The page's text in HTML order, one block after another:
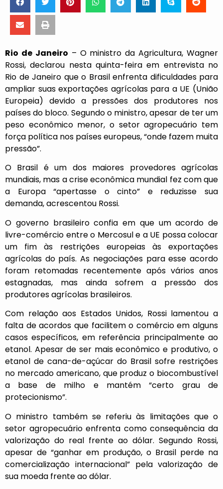
Rio de Janeiro – O ministro da Agricultura, Wagner
Rossi, declarou nesta quinta-feira em entrevista no
Rio de Janeiro que o Brasil enfrenta dificuldades para
ampliar suas exportações agrícolas para a UE (União
Europeia) devido a pressões dos produtores nos
países do bloco. Segundo o ministro, apesar de ter um
peso econômico menor, o setor agropecuário tem
força política nos países europeus, “onde fazem muita
pressão”.
O Brasil é um dos maiores provedores agrícolas
mundiais, mas a crise econômica mundial fez com que
a Europa “apertasse o cinto” e reduzisse sua
demanda, acrescentou Rossi.
O governo brasileiro confia em que um acordo de
livre-comércio entre o Mercosul e a UE possa colocar
um fim às restrições europeias às exportações
agrícolas do país. As negociações para esse acordo
foram retomadas recentemente após vários anos
estagnadas, mas ainda sofrem a pressão dos
produtores agrícolas brasileiros.
Com relação aos Estados Unidos, Rossi lamentou a
falta de acordos que facilitem o comércio em alguns
casos específicos, em referência principalmente ao
etanol. Apesar de ser mais econômico e produtivo, o
etanol de cana-de-açúcar do Brasil sofre restrições
no mercado americano, que produz o biocombustível
a base de milho e mantém “certo grau de
protecionismo”.
O ministro também se referiu às limitações que o
setor agropecuário enfrenta como consequência da
valorização do real frente ao dólar. Segundo Rossi,
apesar de “ganhar em produção, o Brasil perde na
comercialização internacional” pela valorização de
sua moeda frente ao dólar.